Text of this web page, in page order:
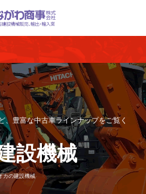
、豊富な中古車ラインナップをご覧く
設機械
カの建設機械